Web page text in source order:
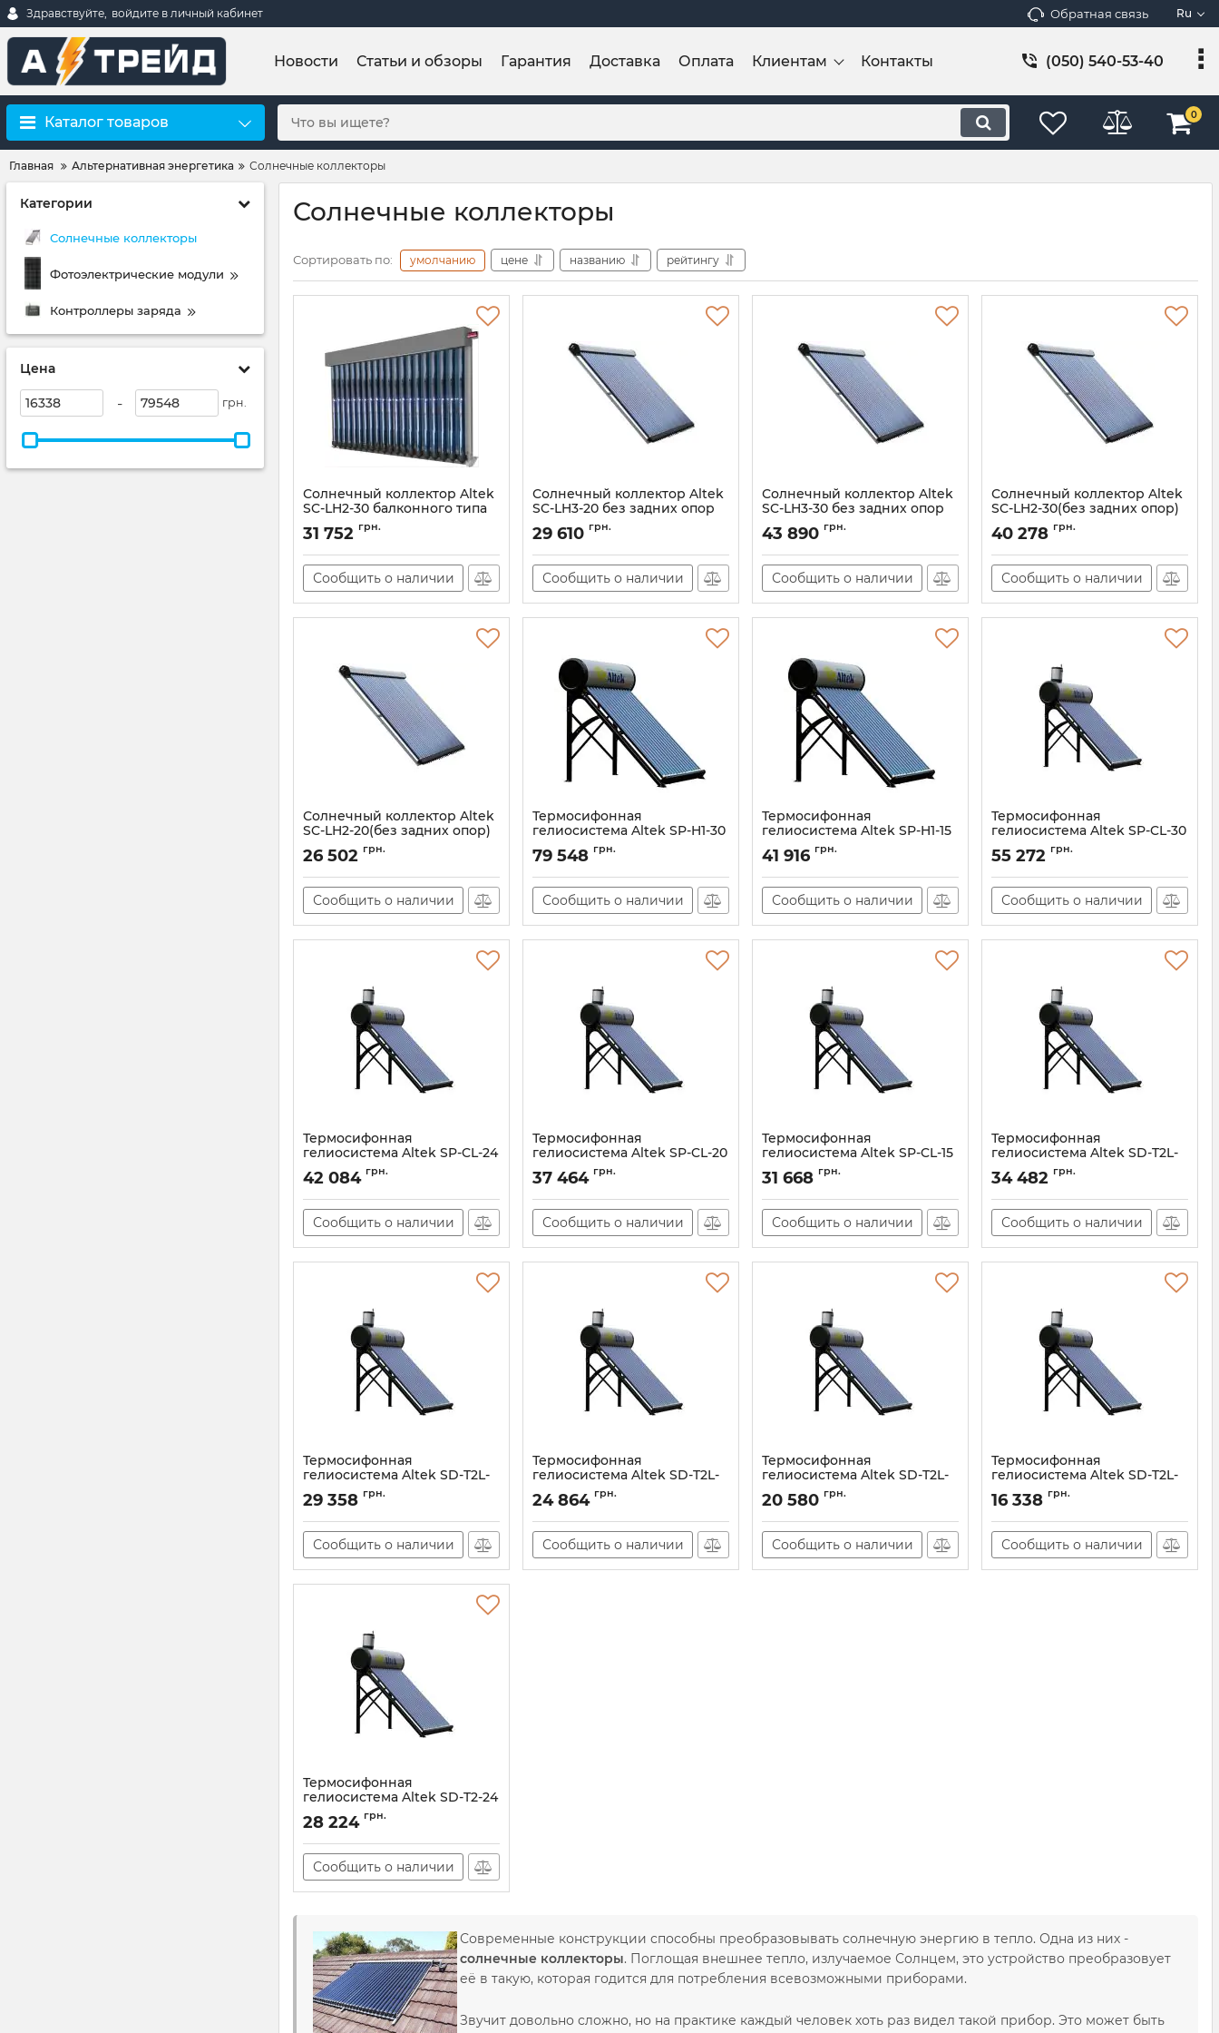
Здравствуйте, войдите в личный кабинет Обратная связь Ru
Новости Статьи и обзоры Гарантия Доставка Оплата Клиентам Контакты (050) 540-53-40
Каталог товаров 0
Главная Альтернативная энергетика Солнечные коллекторы
Категории
Солнечные коллекторы
Фотоэлектрические модули
Контроллеры заряда
Цена
- грн.
Солнечные коллекторы
Сортировать по: умолчанию цене названию рейтингу
Солнечный коллектор Altek
SC-LH2-30 балконного типа
без задних опор
Артикул: 101798
31 752 грн.
Сообщить о наличии
Солнечный коллектор Altek
SC-LH3-20 без задних опор
Артикул: 101797
29 610 грн.
Сообщить о наличии
Солнечный коллектор Altek
SC-LH3-30 без задних опор
Артикул: 98845
43 890 грн.
Сообщить о наличии
Солнечный коллектор Altek
SC-LH2-30(без задних опор)
Артикул: 98844
40 278 грн.
Сообщить о наличии
Солнечный коллектор Altek
SC-LH2-20(без задних опор)
Артикул: 100382
26 502 грн.
Сообщить о наличии
Термосифонная
гелиосистема Altek SP-H1-30
Артикул: 95405
79 548 грн.
Сообщить о наличии
Термосифонная
гелиосистема Altek SP-H1-15
Артикул: 98806
41 916 грн.
Сообщить о наличии
Термосифонная
гелиосистема Altek SP-CL-30
Артикул: 105939
55 272 грн.
Сообщить о наличии
Термосифонная
гелиосистема Altek SP-CL-24
Артикул: 105938
42 084 грн.
Сообщить о наличии
Термосифонная
гелиосистема Altek SP-CL-20
Артикул: 105937
37 464 грн.
Сообщить о наличии
Термосифонная
гелиосистема Altek SP-CL-15
Артикул: 105935
31 668 грн.
Сообщить о наличии
Термосифонная
гелиосистема Altek SD-T2L-
Артикул: 105934
34 482 грн.
Сообщить о наличии
Термосифонная
гелиосистема Altek SD-T2L-
Артикул: 105933
29 358 грн.
Сообщить о наличии
Термосифонная
гелиосистема Altek SD-T2L-
Артикул: 105932
24 864 грн.
Сообщить о наличии
Термосифонная
гелиосистема Altek SD-T2L-
Артикул: 105931
20 580 грн.
Сообщить о наличии
Термосифонная
гелиосистема Altek SD-T2L-
Артикул: 105930
16 338 грн.
Сообщить о наличии
Термосифонная
гелиосистема Altek SD-T2-24
Артикул: 93328
28 224 грн.
Сообщить о наличии
Современные конструкции способны преобразовывать солнечную энергию в тепло. Одна из них -
солнечные коллекторы. Поглощая внешнее тепло, излучаемое Солнцем, это устройство преобразовует
её в такую, которая годится для потребления всевозможными приборами.
Звучит довольно сложно, но на практике каждый человек хоть раз видел такой прибор. Это может быть